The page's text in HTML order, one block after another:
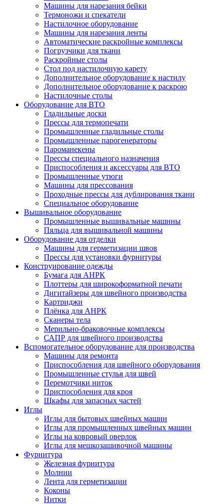
Машины для нарезания бейки
Термоножи и спекатели
Настилочное оборудование
Машины для нарезания ленты
Автоматические раскройные комплексы
Погрузчики для ткани
Раскройные столы
Стол под настилочную карету
Дополнительное оборудование к настилу
Дополнительное оборудование к раскрою
Настилочные столы
Оборудование для ВТО
Гладильные доски
Прессы для термопечати
Промышленные гладильные столы
Промышленные парогенераторы
Пароманекены
Прессы специального назначения
Приспособления и аксессуары для ВТО
Промышленные утюги
Машины для прессования
Проходные прессы для дублирования ткани
Специальное оборудование
Вышивальное оборудование
Промышленные вышивальные машины
Пяльца для вышивальной машины
Оборудование для отделки
Машины для герметизации швов
Прессы для установки фурнитуры
Конструирование одежды
Бумага для АНРК
Плоттеры для широкоформатной печати
Дигитайзеры для швейного производства
Картриджи
Плёнка для АНРК
Сканеры тела
Мерильно-браковочные комплексы
САПР для швейного производства
Вспомогательное оборудование для производства
Машины для ремонта
Приспособления для швейного оборудования
Промышленные стулья для швей
Перемотчики ниток
Приспособления для кроя
Шкафы для запасных частей
Иглы
Иглы для бытовых швейных машин
Иглы для промышленных швейных машин
Иглы на ковровый оверлок
Иглы для мешкозашивочной машины
Фурнитура
Железная фурнитура
Молнии
Лента для герметизации
Коконы
Нитки